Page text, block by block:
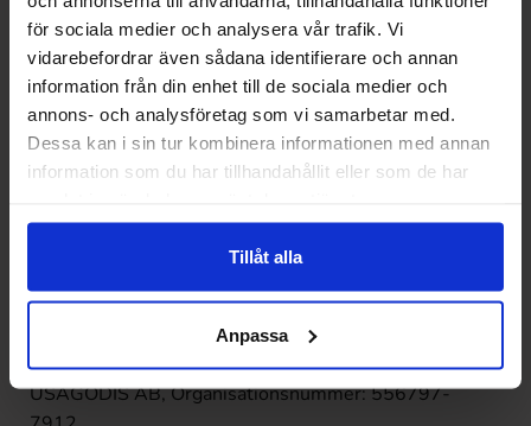
för sociala medier och analysera vår trafik. Vi
vidarebefordrar även sådana identifierare och annan
information från din enhet till de sociala medier och
annons- och analysföretag som vi samarbetar med.
Dessa kan i sin tur kombinera informationen med annan
information som du har tillhandahållit eller som de har
Tillåt alla
Anpassa
Nuværende lager, Nässjö
Postadresse (IKKE BESØG)
Upplandsgatan 38
Coopers Candy ejes og drives af
USAGODIS AB, Organisationsnummer: 556797-